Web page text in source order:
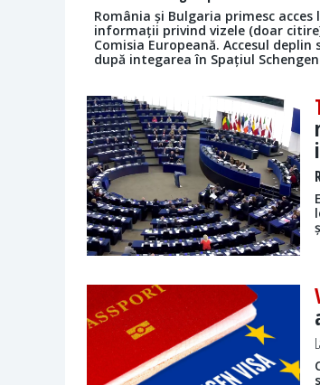
România și Bulgaria primesc acces
informații privind vizele (doar
Comisia Europeană. Accesul deplin
după integarea în Spațiul